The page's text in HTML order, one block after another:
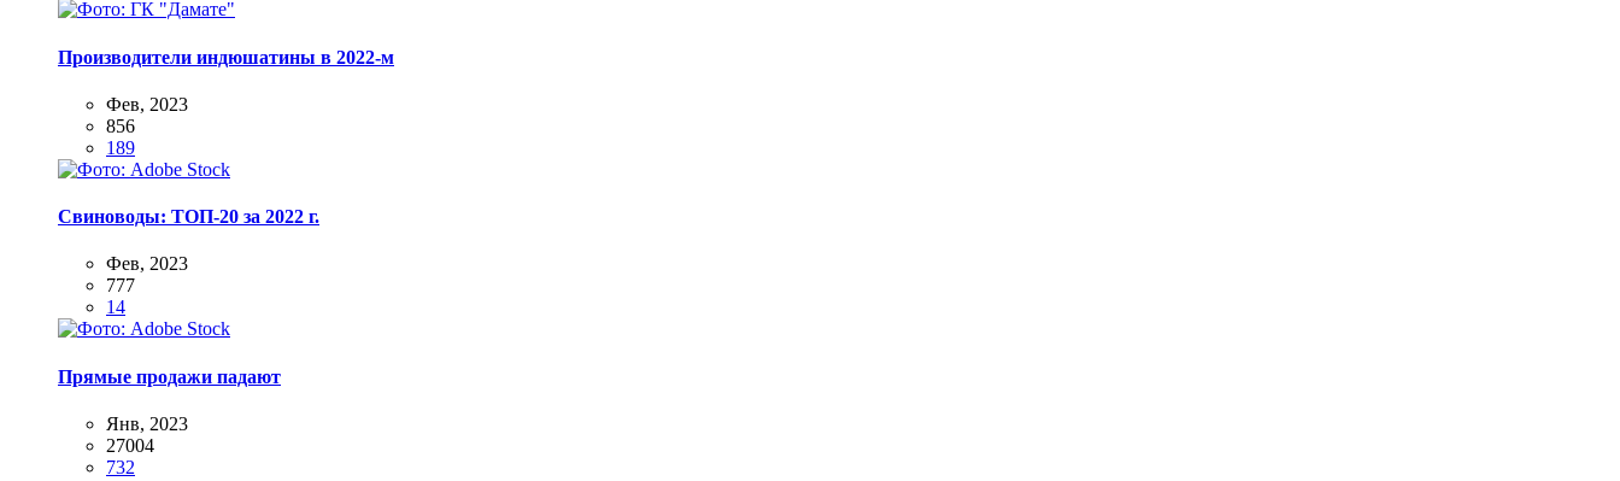
Производители индюшатины в 2022-м
Фев, 2023
856
189
Свиноводы: ТОП-20 за 2022 г.
Фев, 2023
777
14
Прямые продажи падают
Янв, 2023
27004
732